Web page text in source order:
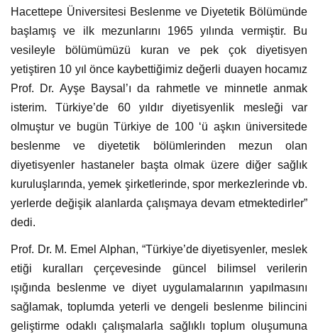
Hacettepe Üniversitesi Beslenme ve Diyetetik Bölümünde
başlamış ve ilk mezunlarını 1965 yılında vermiştir. Bu
vesileyle bölümümüzü kuran ve pek çok diyetisyen
yetiştiren 10 yıl önce kaybettiğimiz değerli duayen hocamız
Prof. Dr. Ayşe Baysal’ı da rahmetle ve minnetle anmak
isterim. Türkiye’de 60 yıldır diyetisyenlik mesleği var
olmuştur ve bugün Türkiye de 100 ‘ü aşkın üniversitede
beslenme ve diyetetik bölümlerinden mezun olan
diyetisyenler hastaneler başta olmak üzere diğer sağlık
kuruluşlarında, yemek şirketlerinde, spor merkezlerinde vb.
yerlerde değişik alanlarda çalışmaya devam etmektedirler”
dedi.
Prof. Dr. M. Emel Alphan, “Türkiye’de diyetisyenler, meslek
etiği kuralları çerçevesinde güncel bilimsel verilerin
ışığında beslenme ve diyet uygulamalarının yapılmasını
sağlamak, toplumda yeterli ve dengeli beslenme bilincini
geliştirme odaklı çalışmalarla sağlıklı toplum oluşumuna